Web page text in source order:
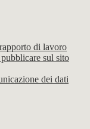
di lavoro
sul sito
dei dati